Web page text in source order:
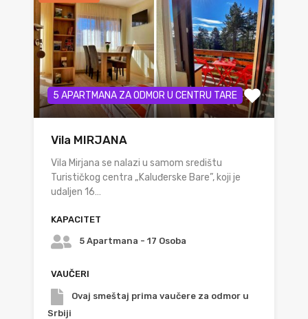
5 APARTMANA ZA ODMOR U CENTRU TARE
Vila MIRJANA
Vila Mirjana se nalazi u samom središtu
Turističkog centra „Kaluđerske Bare”, koji je
udaljen 16…
KAPACITET
5 Apartmana - 17 Osoba
VAUČERI
Ovaj smeštaj prima vaučere za odmor u
Srbiji